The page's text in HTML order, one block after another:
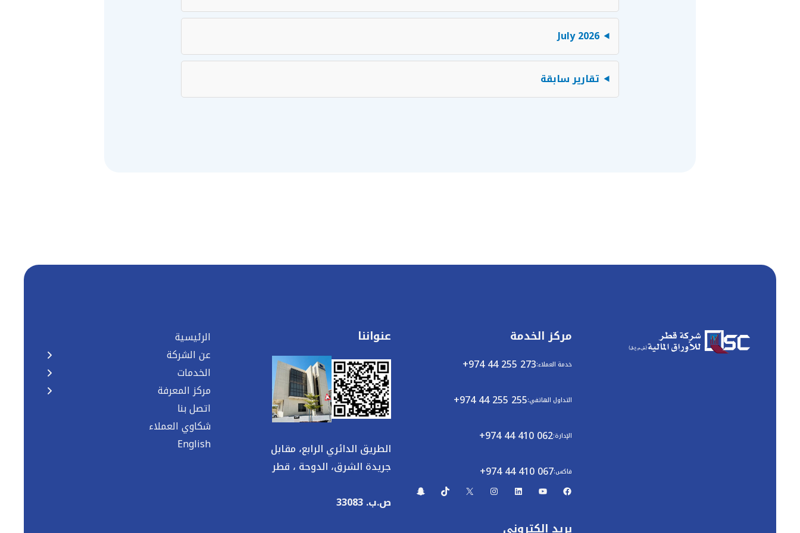
July 2026
تقارير سابقة
مركز الخدمة
خدمة العملاء:+974 44 255 273
التداول الهاتفي:+974 44 255 255
الإدارة:+974 44 410 062
فاكس:+974 44 410 067
عنواننا
الطريق الدائري الرابع، مقابل
جريدة الشرق، الدوحة ، قطر
ص.ب. 33083
الرئيسية
عن الشركة
الخدمات
مركز المعرفة
اتصل بنا
شكاوي العملاء
English